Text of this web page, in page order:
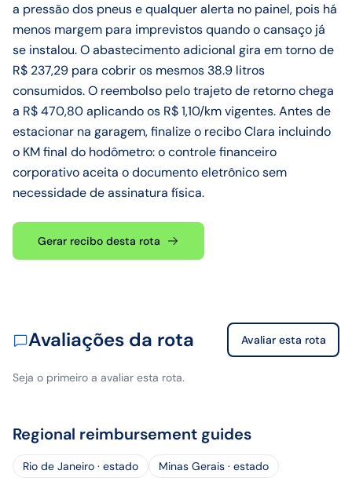
a pressão dos pneus e qualquer alerta no painel, pois há
menos margem para imprevistos quando o cansaço já
se instalou. O abastecimento adicional gira em torno de
R$ 237,29 para cobrir os mesmos 38.9 litros
consumidos. O reembolso pelo trajeto de retorno chega
a R$ 470,80 aplicando os R$ 1,10/km vigentes. Antes de
estacionar na garagem, finalize o recibo Clara incluindo
o KM final do hodômetro: o controle financeiro
corporativo aceita o documento eletrônico sem
necessidade de assinatura física.
Gerar recibo desta rota
Avaliações da rota Avaliar esta rota
Seja o primeiro a avaliar esta rota.
Regional reimbursement guides
Rio de Janeiro · estado Minas Gerais · estado